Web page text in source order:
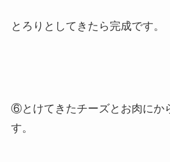
とろりとしてきたら完成です。
⑥とけてきたチーズとお肉にか
す。